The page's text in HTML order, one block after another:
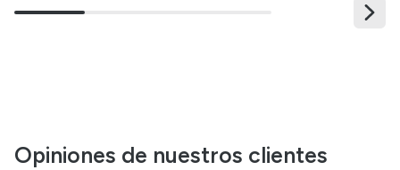
Opiniones de nuestros clientes